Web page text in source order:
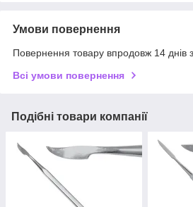
Умови повернення
Повернення товару впродовж 14 днів
Всі умови повернення
Подібні товари компанії